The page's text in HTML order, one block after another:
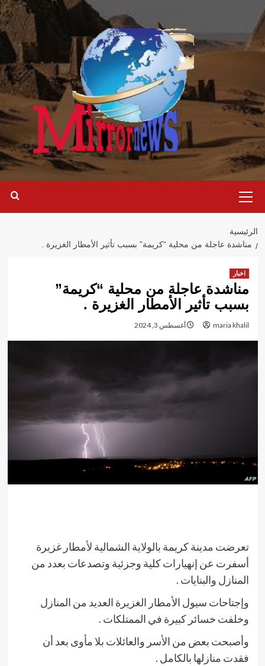
تخطي
إلى
المحتوى
الرئيسية
الرئيسية
مناشدة عاجلة من محلية “كريمة” بسبب تأثير الأمطار الغزيرة .
اخبار
مناشدة عاجلة من محلية “كريمة”
بسبب تأثير الأمطار الغزيرة .
maria khalil أغسطس 3, 2024
تعرضت مدينة كريمة بالولاية الشمالية لأمطار غزيرة
أسفرت عن إنهيارات كلية وجزئية وتصدعات بعدد من
المنازل والبنايات .
وإجتاحات سيول الأمطار الغزيرة العديد من المنازل
وخلفت خسائر كبيرة في الممتلكات .
وأصبحت بعض من الأسر والعائلات بلا مأوى بعد أن
فقدت منازلها بالكامل .